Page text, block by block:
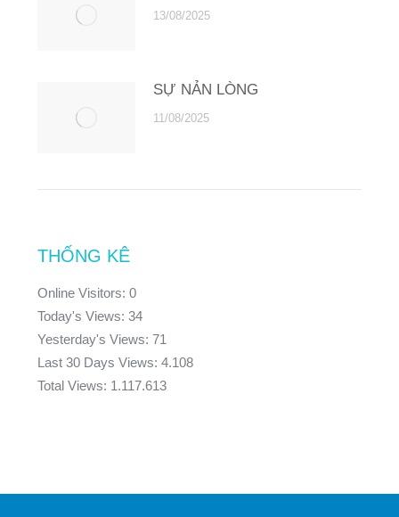
13/08/2025
SỰ NẢN LÒNG
11/08/2025
THỐNG KÊ
Online Visitors:0
Today's Views:34
Yesterday's Views:71
Last 30 Days Views:4.108
Total Views: 1.117.613